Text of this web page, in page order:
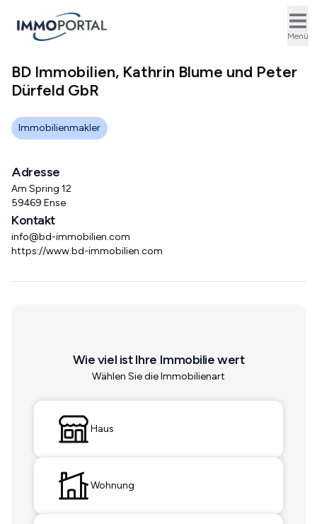
Menü
BD Immobilien, Kathrin Blume und Peter
Dürfeld GbR
Immobilienmakler
Adresse
Am Spring 12
59469 Ense
Kontakt
info@bd-immobilien.com
https://www.bd-immobilien.com
Wie viel ist Ihre Immobilie wert
Wählen Sie die Immobilienart
Haus
Wohnung